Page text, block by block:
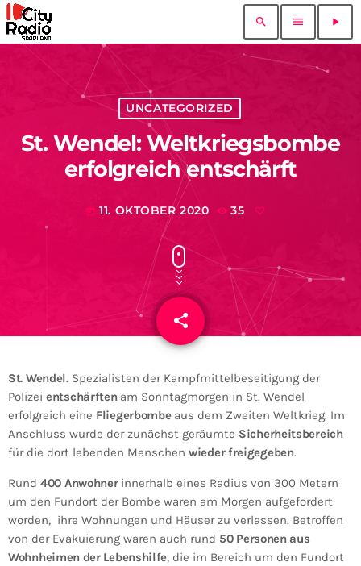
search menu play_arrow
UNCATEGORIZED
St. Wendel: Weltkriegsbombe
erfolgreich entschärft
today 11. OKTOBER 2020 35
share
email
St. Wendel.Spezialisten der Kampfmittelbeseitigung der
Polizei entschärften am Sonntagmorgen in St. Wendel
erfolgreich eine Fliegerbombe aus dem Zweiten Weltkrieg. Im
Anschluss wurde der zunächst geräumte Sicherheitsbereich
für die dort lebenden Menschen wieder freigegeben.
Rund 400 Anwohnerinnerhalb eines Radius von 300 Metern
um den Fundort der Bombe waren am Morgen aufgefordert
worden, ihre Wohnungen und Häuser zu verlassen. Betroffen
von der Evakuierung waren auch rund 50 Personen aus
Wohnheimen der Lebenshilfe, die im Bereich um den Fundort